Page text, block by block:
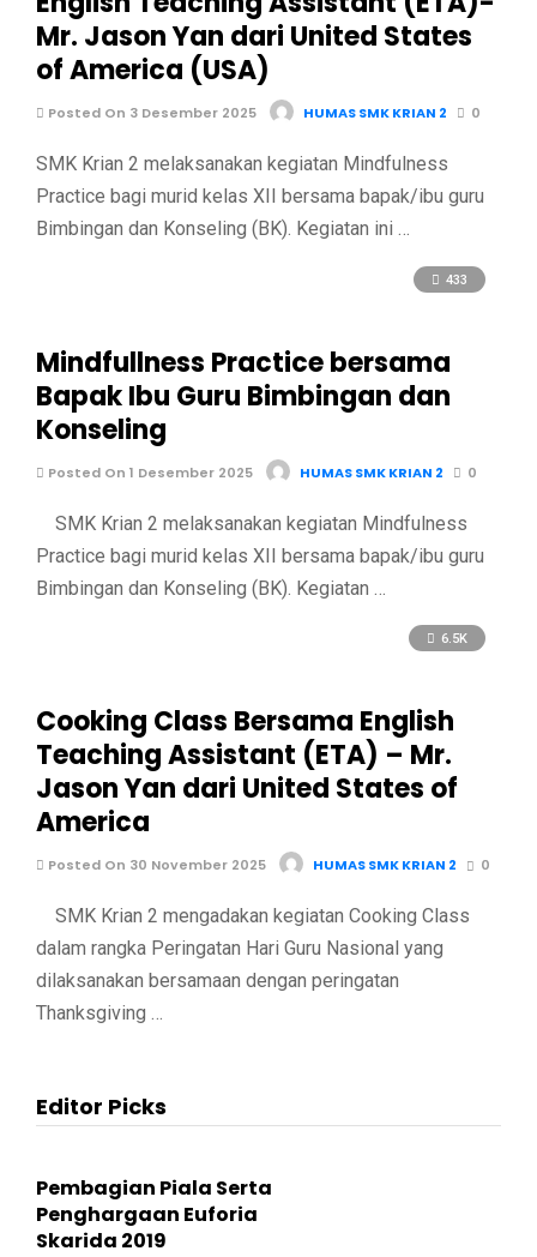
Mr. Jason Yan dari United States
of America (USA)
Posted On 3 Desember 2025 HUMAS SMK KRIAN 2 0
SMK Krian 2 melaksanakan kegiatan Mindfulness
Practice bagi murid kelas XII bersama bapak/ibu guru
Bimbingan dan Konseling (BK). Kegiatan ini …
433
Mindfullness Practice bersama
Bapak Ibu Guru Bimbingan dan
Konseling
Posted On 1 Desember 2025 HUMAS SMK KRIAN 2 0
SMK Krian 2 melaksanakan kegiatan Mindfulness
Practice bagi murid kelas XII bersama bapak/ibu guru
Bimbingan dan Konseling (BK). Kegiatan …
6.5K
Cooking Class Bersama English
Teaching Assistant (ETA) – Mr.
Jason Yan dari United States of
America
Posted On 30 November 2025 HUMAS SMK KRIAN 2 0
SMK Krian 2 mengadakan kegiatan Cooking Class
dalam rangka Peringatan Hari Guru Nasional yang
dilaksanakan bersamaan dengan peringatan
Thanksgiving …
Editor Picks
Pembagian Piala Serta
Penghargaan Euforia
Skarida 2019